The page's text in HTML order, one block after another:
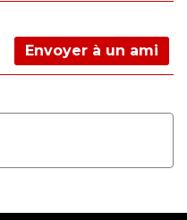
Envoyer à un ami